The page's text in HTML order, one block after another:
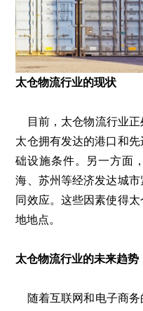
太仓物流行业的现状
目前，太仓物流行业正
太仓拥有发达的港口和
础设施条件。另一方面
海、苏州等经济发达城
同效应。这些因素使得
地地点。
太仓物流行业的未来趋势
随着互联网和电子商务